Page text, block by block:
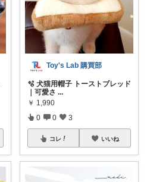
Toy's Lab 購買部
🫧 犬猫用帽子 トーストブレッド
｜可愛さ ...
￥ 1,990
0 0 3
コレ いいね